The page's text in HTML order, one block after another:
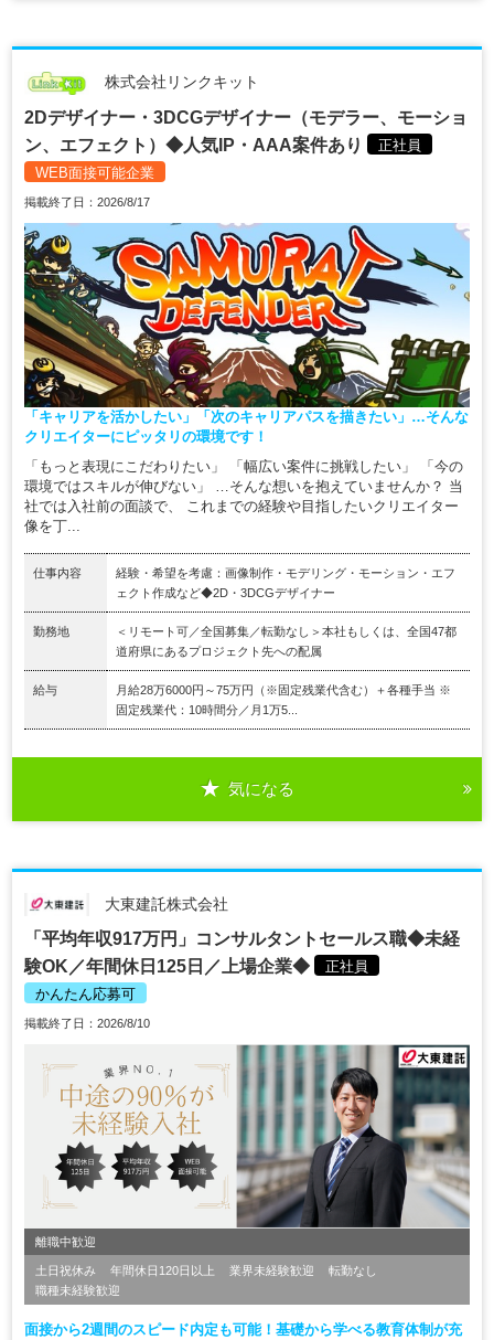
株式会社リンクキット
2Dデザイナー・3DCGデザイナー（モデラー、モーショ
ン、エフェクト）◆人気IP・AAA案件あり
正社員
WEB面接可能企業
掲載終了日：2026/8/17
「キャリアを活かしたい」「次のキャリアパスを描きたい」…そんな
クリエイターにピッタリの環境です！
「もっと表現にこだわりたい」 「幅広い案件に挑戦したい」 「今の
環境ではスキルが伸びない」 …そんな想いを抱えていませんか？ 当
社では入社前の面談で、 これまでの経験や目指したいクリエイター
像を丁...
仕事内容
経験・希望を考慮：画像制作・モデリング・モーション・エフ
ェクト作成など◆2D・3DCGデザイナー
勤務地
＜リモート可／全国募集／転勤なし＞本社もしくは、全国47都
道府県にあるプロジェクト先への配属
給与
月給28万6000円～75万円（※固定残業代含む）＋各種手当 ※
固定残業代：10時間分／月1万5...
気になる
大東建託株式会社
「平均年収917万円」コンサルタントセールス職◆未経
験OK／年間休日125日／上場企業◆
正社員
かんたん応募可
掲載終了日：2026/8/10
離職中歓迎
土日祝休み 年間休日120日以上 業界未経験歓迎
転勤なし
職種未経験歓迎
面接から2週間のスピード内定も可能！基礎から学べる教育体制が充